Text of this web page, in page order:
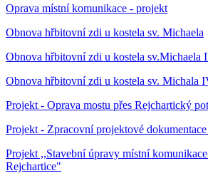
Oprava místní komunikace - projekt
Obnova hřbitovní zdi u kostela sv. Michaela
Obnova hřbitovní zdi u kostela sv.Michaela
Obnova hřbitovní zdi u kostela sv. Michala
Projekt - Oprava mostu přes Rejchartický
Projekt - Zpracovní projektové
Projekt ,,Stavební úpravy místní
Rejchartice"